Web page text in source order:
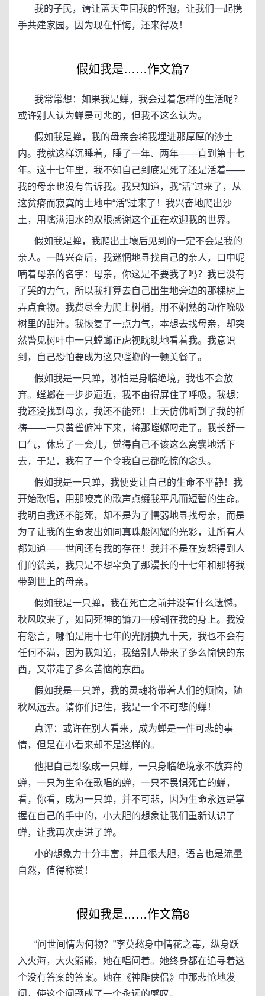
我的子民，请让蓝天重回我的怀抱，让我们一起携
手共建家园。因为现在忏悔，还来得及！
假如我是……作文篇7
我常常想：如果我是蝉，我会过着怎样的生活呢？
或许别人认为蝉是可悲的，但我不这么认为。
假如我是蝉，我的母亲会将我埋进那厚厚的沙土
内。我就这样沉睡着，睡了一年、两年——直到第十七
年。这十七年里，我不知自己到底是死了还是活着——
我的母亲也没有告诉我。我只知道，我“活”过来了，从
这贫瘠而寂寞的土地中“活”过来了！我兴奋地爬出沙
土，用噙满泪水的双眼感谢这个正在欢迎我的世界。
假如我是蝉，我爬出土壤后见到的一定不会是我的
亲人。一阵兴奋后，我迷惘地寻找自己的亲人，口中呢
喃着母亲的名字：母亲，你这是不要我了吗？我已没有
了哭的力气，所以我打算去自己出生地旁边的那棵树上
弄点食物。我费尽全力爬上树梢，用不娴熟的动作吮吸
树里的甜汁。我恢复了一点力气，本想去找母亲，却突
然瞥见树叶中一只螳螂正虎视眈眈地看着我。我意识
到，自己恐怕要成为这只螳螂的一顿美餐了。
假如我是一只蝉，哪怕是身临绝境，我也不会放
弃。螳螂在一步步逼近，我不由得屏住了呼吸。我想：
我还没找到母亲，我还不能死！上天仿佛听到了我的祈
祷——一只黄雀俯冲下来，将那螳螂叼走了。我长舒一
口气，休息了一会儿，觉得自己不该这么窝囊地活下
去，于是，我有了一个令我自己都吃惊的念头。
假如我是一只蝉，我便要让自己的生命不平静！我
开始歌唱，用那嘹亮的歌声点缀我平凡而短暂的生命。
我明白我还不能死，却不是为了懦弱地寻找母亲，而是
为了让我的生命发出如同真珠般闪耀的光彩，让所有人
都知道——世间还有我的存在！我并不是在妄想得到人
们的赞美，我只是不想辜负了那漫长的十七年和那将我
带到世上的母亲。
假如我是一只蝉，我在死亡之前并没有什么遗憾。
秋风吹来了，如同死神的镰刀一般割在我的身上。我没
有怨言，哪怕是用十七年的光阴换九十天，我也不会有
任何不满，因为我知道，我给别人带来了多么愉快的东
西，又带走了多么苦恼的东西。
假如我是一只蝉，我的灵魂将带着人们的烦恼，随
秋风远去。请你们记住，我是一个不可悲的蝉！
点评：或许在别人看来，成为蝉是一件可悲的事
情，但是在小看来却不是这样的。
他把自己想象成一只蝉，一只身临绝境永不放弃的
蝉，一只为生命在歌唱的蝉，一只不畏惧死亡的蝉，
看，你看，成为一只蝉，并不可悲，因为生命永远是掌
握在自己的手中的，小大胆的想象让我们重新认识了
蝉，让我再次走进了蝉。
小的想象力十分丰富，并且很大胆，语言也是流量
自然，值得称赞！
假如我是……作文篇8
“问世间情为何物？”李莫愁身中情花之毒，纵身跃
入火海，大火熊熊，她在唱问着。她终身都在追寻着这
个没有答案的答案。她在《神雕侠侣》中那悲怆地发
问，使这个问题成了一个永远的感叹。